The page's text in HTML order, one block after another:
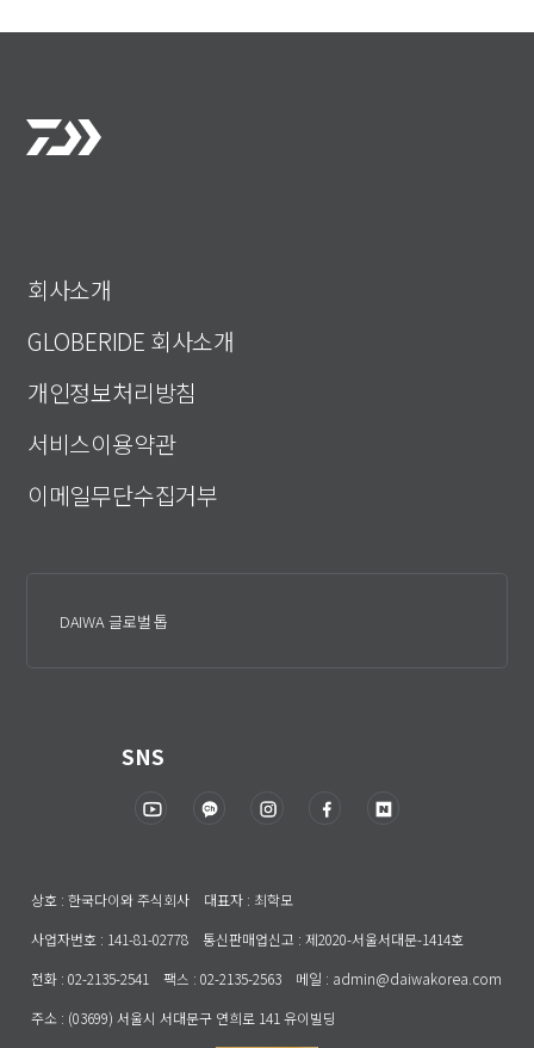
회사소개
GLOBERIDE 회사소개
개인정보처리방침
서비스이용약관
이메일무단수집거부
DAIWA 글로벌 톱
SNS
상호 : 한국다이와 주식회사 대표자 : 최학모
사업자번호 : 141-81-02778 통신판매업신고 : 제2020-서울서대문-1414호
전화 : 02-2135-2541 팩스 : 02-2135-2563 메일 : admin@daiwakorea.com
주소 : (03699) 서울시 서대문구 연희로 141 유이빌딩